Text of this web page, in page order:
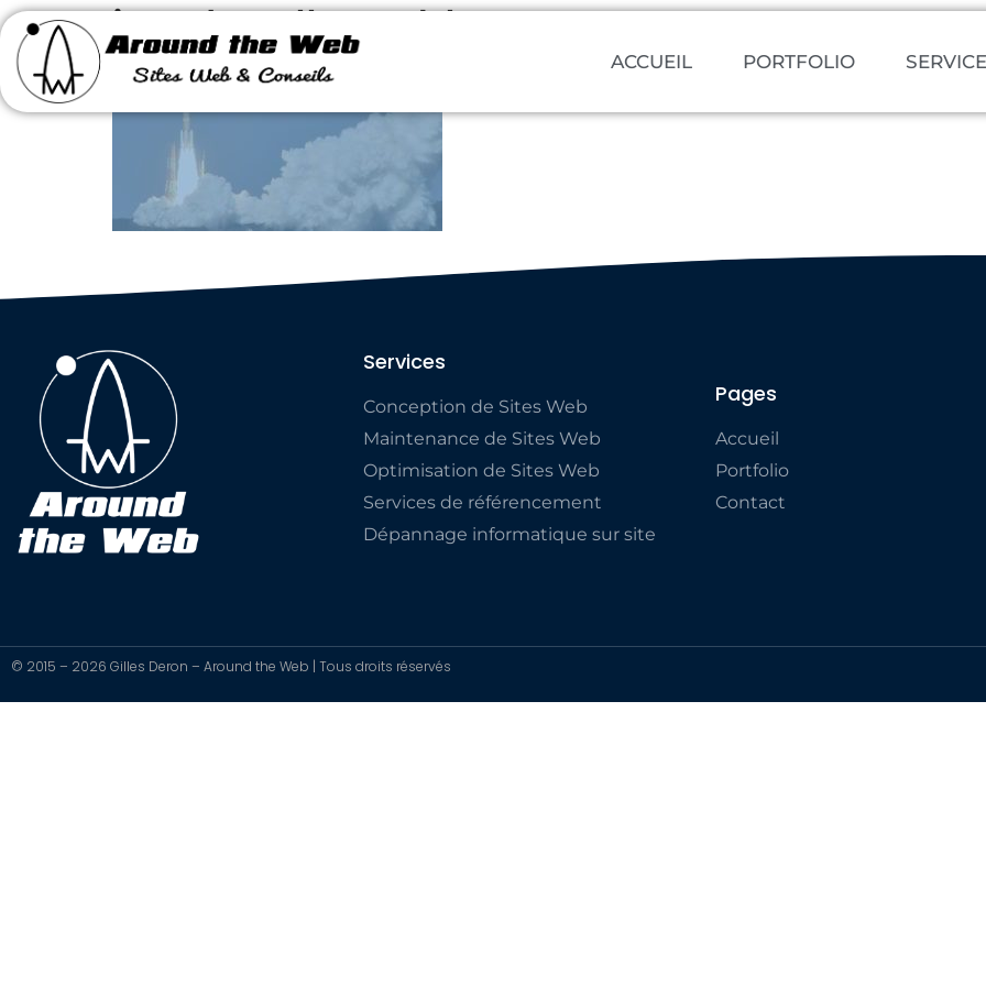
ACCUEIL PORTFOLIO
iss_decollage-bleute
Services
Conception de Sites Web
Maintenance de Sites Web
Optimisation de Sites Web
Services de référencement
Dépannage informatique sur site
Pages
Accueil
Portfolio
Contact
© 2015 – 2026 Gilles Deron – Around the Web | Tous droits réservés